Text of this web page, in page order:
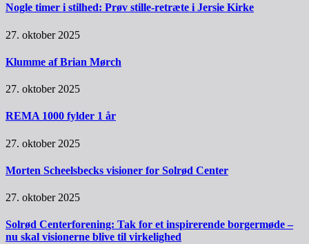
Nogle timer i stilhed: Prøv stille-retræte i Jersie Kirke
27. oktober 2025
Klumme af Brian Mørch
27. oktober 2025
REMA 1000 fylder 1 år
27. oktober 2025
Morten Scheelsbecks visioner for Solrød Center
27. oktober 2025
Solrød Centerforening: Tak for et inspirerende borgermøde –
nu skal visionerne blive til virkelighed